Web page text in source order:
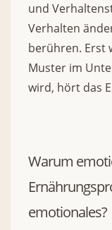
und
Verhalten
berühren. Erst
Muster im
wird, hört das
Warum
emotionales?